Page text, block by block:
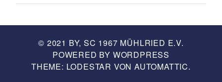
© 2021 BY, SC 1967 MÜHLRIED E.V.
POWERED BY WORDPRESS
THEME: LODESTAR VONAUTOMATTIC.